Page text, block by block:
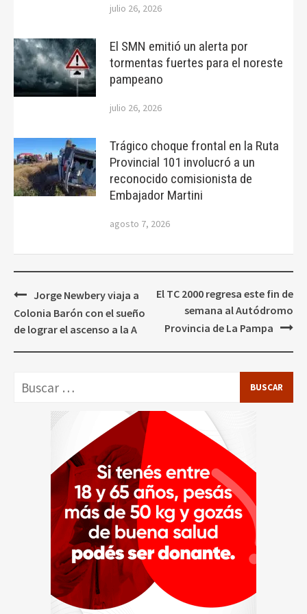
julio 26, 2026
El SMN emitió un alerta por
tormentas fuertes para el noreste
pampeano
julio 26, 2026
Trágico choque frontal en la Ruta
Provincial 101 involucró a un
reconocido comisionista de
Embajador Martini
agosto 7, 2026
Navegación
de
entradas
Jorge Newbery viaja a
Colonia Barón con el sueño
de lograr el ascenso a la A
El TC 2000 regresa este fin de
semana al Autódromo
Provincia de La Pampa
Buscar: